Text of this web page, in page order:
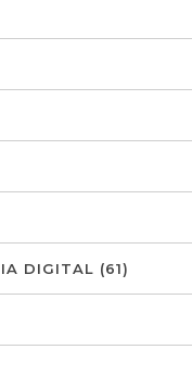
DIGITAL (61)